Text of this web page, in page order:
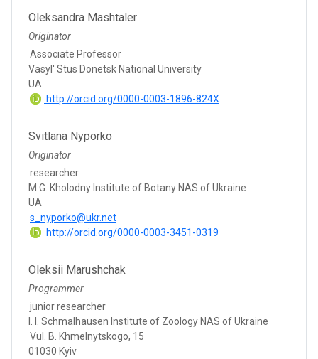
Oleksandra Mashtaler
Originator
Associate Professor
Vasyl' Stus Donetsk National University
UA
http://orcid.org/0000-0003-1896-824X
Svitlana Nyporko
Originator
researcher
M.G. Kholodny Institute of Botany NAS of Ukraine
UA
s_nyporko@ukr.net
http://orcid.org/0000-0003-3451-0319
Oleksii Marushchak
Programmer
junior researcher
I. I. Schmalhausen Institute of Zoology NAS of Ukraine
Vul. B. Khmelnytskogo, 15
01030 Kyiv